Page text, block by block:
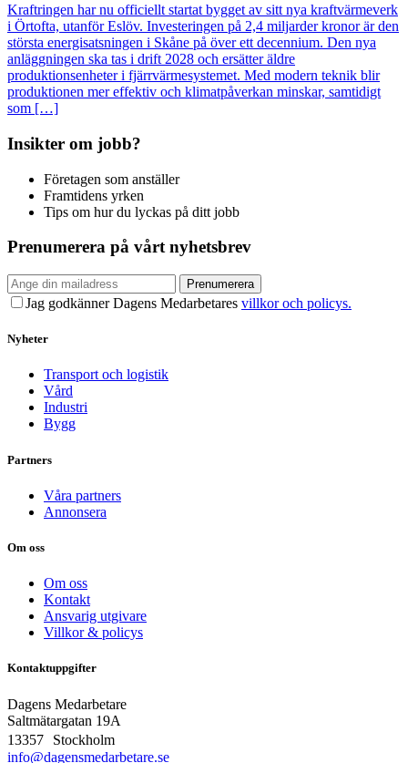
Kraftringen har nu officiellt startat bygget av sitt nya kraftvärmeverk
i Örtofta, utanför Eslöv. Investeringen på 2,4 miljarder kronor är den
största energisatsningen i Skåne på över ett decennium. Den nya
anläggningen ska tas i drift 2028 och ersätter äldre
produktionsenheter i fjärrvärmesystemet. Med modern teknik blir
produktionen mer effektiv och klimatpåverkan minskar, samtidigt
som […]
Insikter om jobb?
Företagen som anställer
Framtidens yrken
Tips om hur du lyckas på ditt jobb
Prenumerera på vårt nyhetsbrev
Prenumerera
Jag godkänner Dagens Medarbetares villkor och policys.
Nyheter
Transport och logistik
Vård
Industri
Bygg
Partners
Våra partners
Annonsera
Om oss
Om oss
Kontakt
Ansvarig utgivare
Villkor & policys
Kontaktuppgifter
Dagens Medarbetare
Saltmätargatan 19A
13357 Stockholm
info@dagensmedarbetare.se